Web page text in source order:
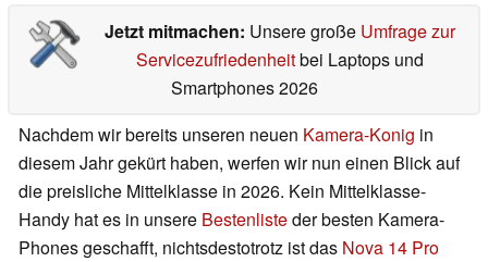
Jetzt mitmachen: Unsere große Umfrage zur
Servicezufriedenheitbei Laptops und
Smartphones 2026
Nachdem wir bereits unseren neuen Kamera-Konig in
diesem Jahr gekürt haben, werfen wir nun einen Blick auf
die preisliche Mittelklasse in 2026. Kein Mittelklasse-
Handy hat es in unsere Bestenlisteder besten Kamera-
Phones geschafft, nichtsdestotrotz ist das Nova 14 Pro